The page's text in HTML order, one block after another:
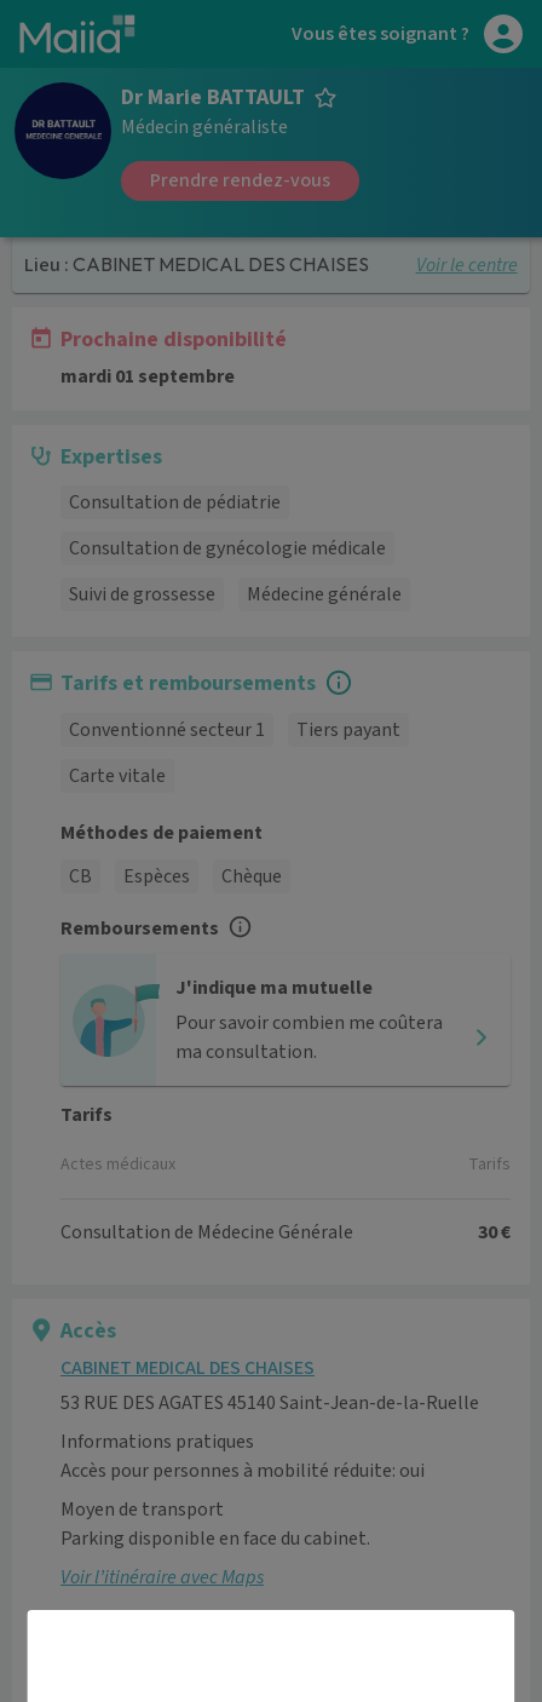
Aller au contenu principal Vous êtes soignant ?
Dr Marie BATTAULT
Médecin généraliste
Prendre rendez-vous
Lieu : CABINET MEDICAL DES CHAISES Voir le centre
Prochaine disponibilité
mardi 01 septembre
Expertises
Consultation de pédiatrie
Consultation de gynécologie médicale
Suivi de grossesse
Médecine générale
Tarifs et remboursements
Conventionné secteur 1
Tiers payant
Carte vitale
Méthodes de paiement
CB
Espèces
Chèque
Remboursements
J'indique ma mutuelle
Pour savoir combien me coûtera
ma consultation.
Tarifs
Actes médicaux Tarifs
Consultation de Médecine Générale 30 €
Accès
CABINET MEDICAL DES CHAISES
53 RUE DES AGATES 45140 Saint-Jean-de-la-Ruelle
Informations pratiques
Accès pour personnes à mobilité réduite: oui
Moyen de transport
Parking disponible en face du cabinet.
Voir l’itinéraire avec Maps